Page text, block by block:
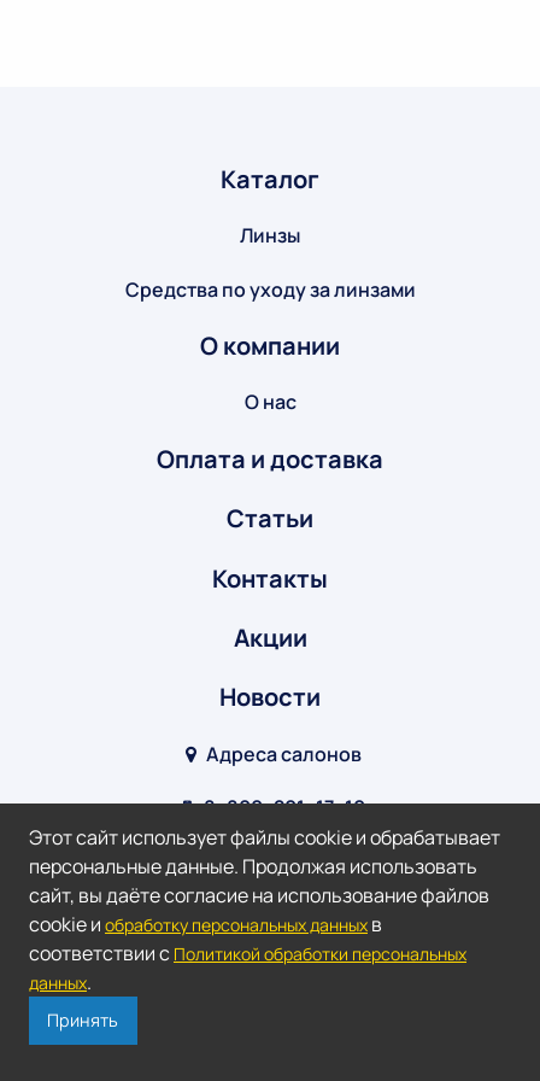
Каталог
Линзы
Средства по уходу за линзами
О компании
О нас
Оплата и доставка
Статьи
Контакты
Акции
Новости
Адреса салонов
8‒800‒201‒17‒10
info@optik-v.ru
Мы в соц. сетях:
Доверяй зрение профессионалам!
Этот сайт использует файлы cookie и обрабатывает
персональные данные. Продолжая использовать
сайт, вы даёте согласие на использование файлов
cookie и обработку персональных данных в
соответствии с Политикой обработки персональных
данных.
Принять